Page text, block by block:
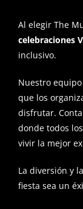
Al elegir The
celebraciones
inclusivo.
Nuestro
que los
disfrutar.
donde todos
vivir la mejor
La diversión y
fiesta sea un